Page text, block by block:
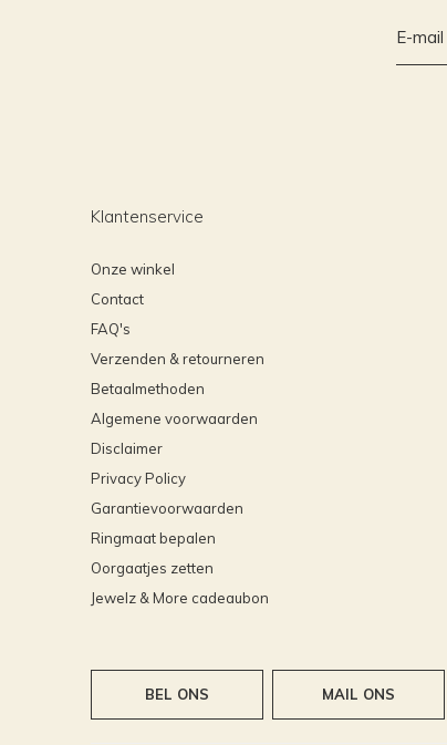
Klantenservice
Onze winkel
Contact
FAQ's
Verzenden & retourneren
Betaalmethoden
Algemene voorwaarden
Disclaimer
Privacy Policy
Garantievoorwaarden
Ringmaat bepalen
Oorgaatjes zetten
Jewelz & More cadeaubon
BEL ONS MAIL ONS